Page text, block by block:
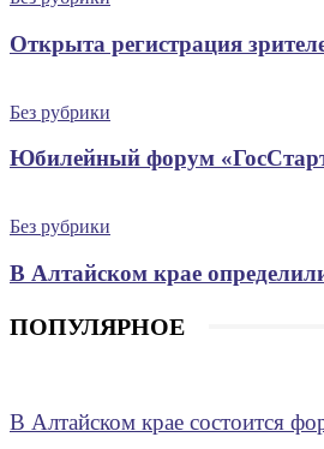
Открыта регистрация
Без рубрики
Юбилейный форум
Без рубрики
В Алтайском крае
ПОПУЛЯРНОЕ
В Алтайском крае состоится